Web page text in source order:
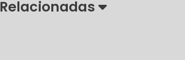
Relacionadas